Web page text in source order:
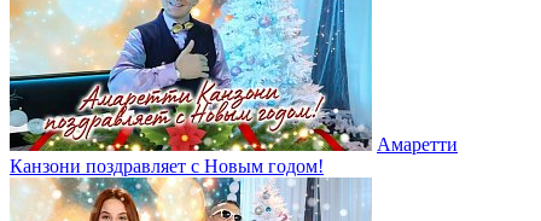
Амаретти
Канзони поздравляет с Новым годом!